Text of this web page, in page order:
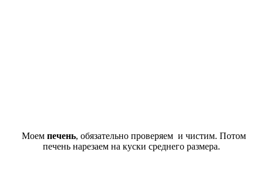
Моем печень, обязательно проверяем и чистим. Потом
печень нарезаем на куски среднего размера.